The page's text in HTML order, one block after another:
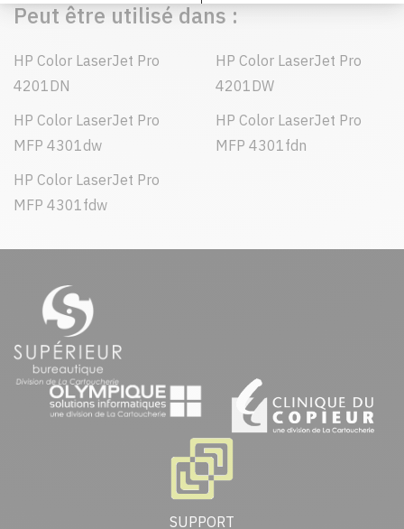
Peut être utilisé dans :
HP Color LaserJet Pro
4201DN
HP Color LaserJet Pro
4201DW
HP Color LaserJet Pro
MFP 4301dw
HP Color LaserJet Pro
MFP 4301fdn
HP Color LaserJet Pro
MFP 4301fdw
SUPPORT